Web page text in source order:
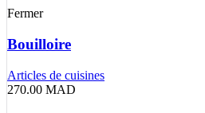
Fermer
Bouilloire
Articles de cuisines
270.00 MAD